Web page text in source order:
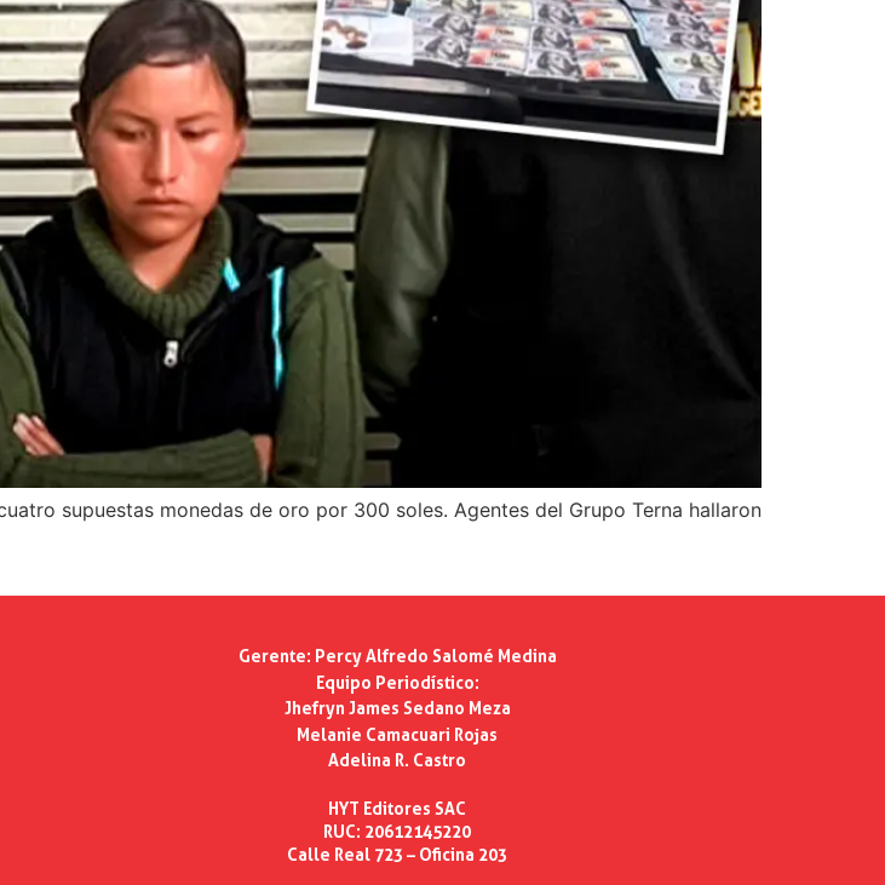
supuestas monedas de oro por 300 soles. Agentes del Grupo Terna hallaron
Gerente: Percy Alfredo Salomé Medina
Equipo Periodístico:
Jhefryn James Sedano Meza
Melanie Camacuari Rojas
Adelina R. Castro
HYT Editores SAC
RUC: 20612145220
Calle Real 723 – Oficina 203